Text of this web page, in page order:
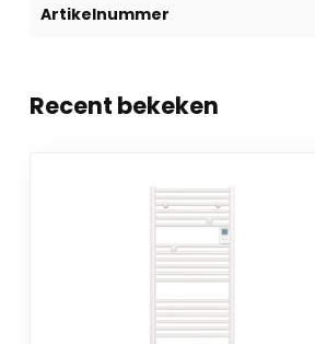
Artikelnummer
Recent bekeken